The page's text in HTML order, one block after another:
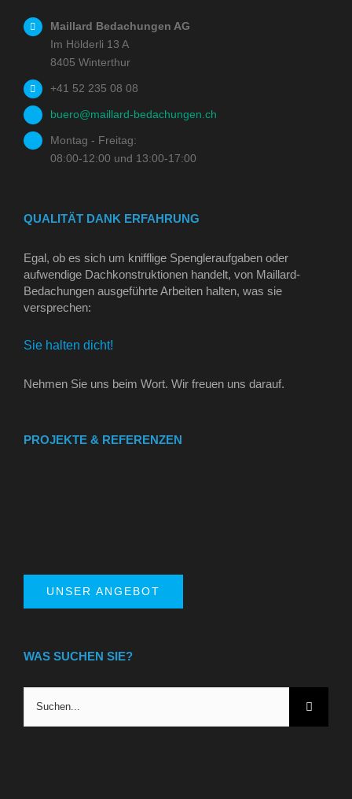
Maillard Bedachungen AG
Im Hölderli 13 A
8405 Winterthur
+41 52 235 08 08
buero@maillard-bedachungen.ch
Montag - Freitag:
08:00-12:00 und 13:00-17:00
QUALITÄT DANK ERFAHRUNG
Egal, ob es sich um knifflige Spengleraufgaben oder
aufwendige Dachkonstruktionen handelt, von Maillard-
Bedachungen ausgeführte Arbeiten halten, was sie
versprechen:
Sie halten dicht!
Nehmen Sie uns beim Wort. Wir freuen uns darauf.
PROJEKTE & REFERENZEN
UNSER ANGEBOT
WAS SUCHEN SIE?
nach: